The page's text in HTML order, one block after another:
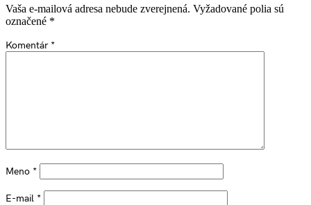
Vaša e-mailová adresa nebude zverejnená. Vyžadované polia sú
označené *
Komentár *
Meno *
E-mail *